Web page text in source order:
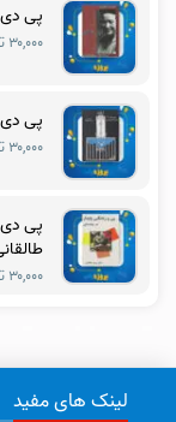
پی دی
۳۰,۰۰۰ تومان
پی
۳۰,۰۰۰ تومان
پی دی
۳۰,۰۰۰ تومان
لینک های مفید